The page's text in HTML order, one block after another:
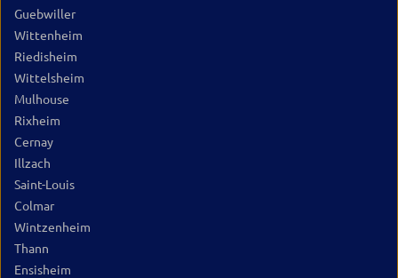
Guebwiller
Wittenheim
Riedisheim
Wittelsheim
Mulhouse
Rixheim
Cernay
Illzach
Saint-Louis
Colmar
Wintzenheim
Thann
Ensisheim